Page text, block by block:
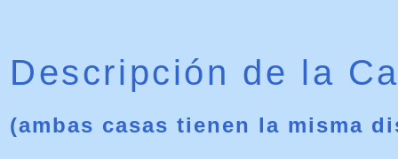
Descripción de la
(ambas casas tienen la misma